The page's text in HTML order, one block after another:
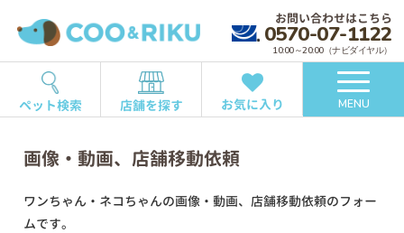
お問い合わせはこちら
0570-07-1122
10:00～20:00（ナビダイヤル）
ペット検索 店舗を探す お気に入り MENU
画像・動画、店舗移動依頼
ワンちゃん・ネコちゃんの画像・動画、店舗移動依頼のフォー
ムです。